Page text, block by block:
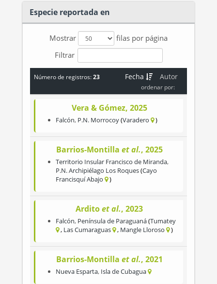
Especie reportada en
Mostrar
filas por página
Filtrar
Número de registros:23 Autor
Fecha
ordenar por:
Vera & Gómez, 2025
Falcón, P.N. Morrocoy Varadero
Barrios-Montilla et al., 2025
Territorio Insular Francisco de Miranda,
P.N. Archipiélago Los Roques Cayo
Francisquí Abajo
Arditoet al., 2023
Falcón, Península de Paraguaná Tumatey
Las Cumaraguas
Mangle Lloroso
Barrios-Montilla et al., 2021
Nueva Esparta, Isla de Cubagua